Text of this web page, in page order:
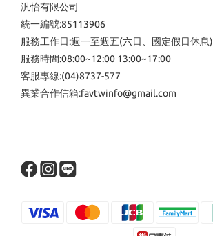
汎怡有限公司
統一編號:85113906
服務工作日:週一至週五(六日、國定假日休息)
服務時間:08:00~12:00 13:00~17:00
客服專線:(04)8737-577
異業合作信箱:favtwinfo@gmail.com